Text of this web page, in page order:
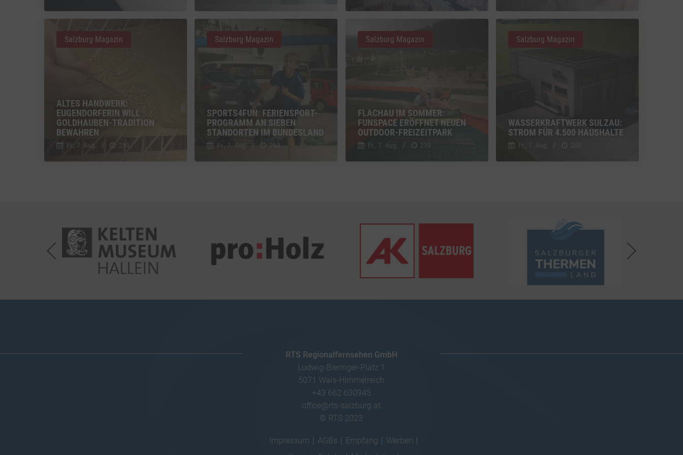
ALTES HANDWERK:
EUGENDORFERIN WILL
GOLDHAUBEN-TRADITION
BEWAHREN
Fr., 7. Aug. // 259
Salzburg Magazin
SPORTS4FUN: FERIENSPORT-
PROGRAMM AN SIEBEN
STANDORTEN IM BUNDESLAND
Fr., 7. Aug. // 263
Salzburg Magazin
FLACHAU IM SOMMER:
FUNSPACE ERÖFFNET NEUEN
OUTDOOR-FREIZEITPARK
Fr., 7. Aug. // 239
Salzburg Magazin
WASSERKRAFTWERK SULZAU:
STROM FÜR 4.500 HAUSHALTE
Fr., 7. Aug.
Salzburg Magazin
RTS Regionalfernsehen GmbH
Ludwig-Bieringer-Platz 1
5071 Wals-Himmelreich
+43 662 630945
office@rts-salzburg.at
© RTS 2023
Impressum AGBs Empfang
Werben
Detailszu Vimeo
YouTube